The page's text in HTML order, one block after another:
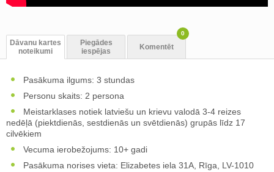
Dāvanu kartes
noteikumi
Piegādes
iespējas
Komentēt
0
Pasākuma ilgums: 3 stundas
Personu skaits: 2 persona
Meistarklases notiek latviešu un krievu valodā 3-4 reizes
nedēļā (piektdienās, sestdienās un svētdienās) grupās līdz 17
cilvēkiem
Vecuma ierobežojums: 10+ gadi
Pasākuma norises vieta: Elizabetes iela 31A, Rīga, LV-1010